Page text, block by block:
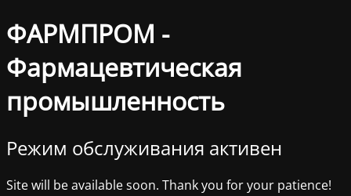
ФАРМПРОМ -
Фармацевтическая
промышленность
Режим обслуживания активен
Site will be available soon. Thank you for your patience!